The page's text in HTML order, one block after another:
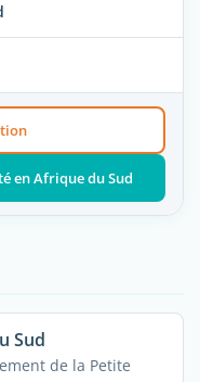
en Afrique du Sud
Sud
de la Petite